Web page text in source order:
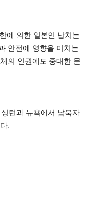
에 의한 일본인 납치는
안전에 영향을 미치는
의 인권에도 중대한 문
턴과 뉴욕에서 납북자
.